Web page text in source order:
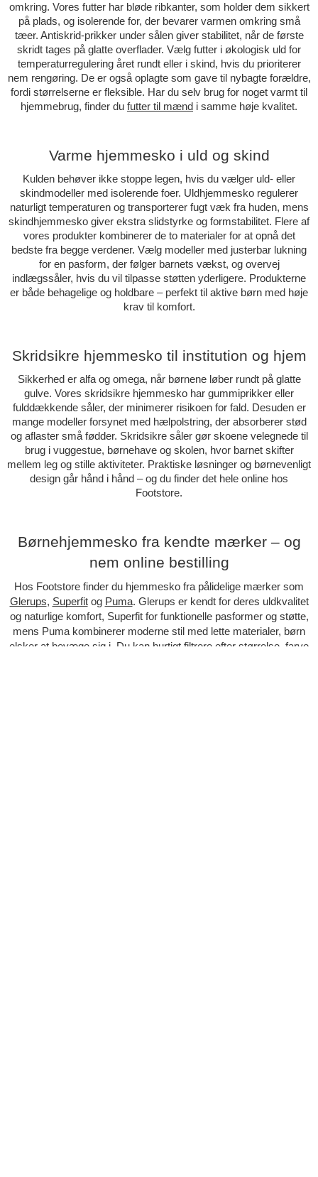
omkring. Vores futter har bløde ribkanter, som holder dem sikkert
på plads, og isolerende for, der bevarer varmen omkring små
tæer. Antiskrid-prikker under sålen giver stabilitet, når de første
skridt tages på glatte overflader. Vælg futter i økologisk uld for
temperaturregulering året rundt eller i skind, hvis du prioriterer
nem rengøring. De er også oplagte som gave til nybagte forældre,
fordi størrelserne er fleksible. Har du selv brug for noget varmt til
hjemmebrug, finder du futter til mænd i samme høje kvalitet.
Varme hjemmesko i uld og skind
Kulden behøver ikke stoppe legen, hvis du vælger uld- eller
skindmodeller med isolerende foer. Uldhjemmesko regulerer
naturligt temperaturen og transporterer fugt væk fra huden, mens
skindhjemmesko giver ekstra slidstyrke og formstabilitet. Flere af
vores produkter kombinerer de to materialer for at opnå det
bedste fra begge verdener. Vælg modeller med justerbar lukning
for en pasform, der følger barnets vækst, og overvej
indlægssåler, hvis du vil tilpasse støtten yderligere. Produkterne
er både behagelige og holdbare – perfekt til aktive børn med høje
krav til komfort.
Skridsikre hjemmesko til institution og hjem
Sikkerhed er alfa og omega, når børnene løber rundt på glatte
gulve. Vores skridsikre hjemmesko har gummiprikker eller
fulddækkende såler, der minimerer risikoen for fald. Desuden er
mange modeller forsynet med hælpolstring, der absorberer stød
og aflaster små fødder. Skridsikre såler gør skoene velegnede til
brug i vuggestue, børnehave og skolen, hvor barnet skifter
mellem leg og stille aktiviteter. Praktiske løsninger og børnevenligt
design går hånd i hånd – og du finder det hele online hos
Footstore.
Børnehjemmesko fra kendte mærker – og
nem online bestilling
Hos Footstore finder du hjemmesko fra pålidelige mærker som
Glerups, Superfitog Puma. Glerups er kendt for deres uldkvalitet
og naturlige komfort, Superfit for funktionelle pasformer og støtte,
mens Puma kombinerer moderne stil med lette materialer, børn
elsker at bevæge sig i. Du kan hurtigt filtrere efter størrelse, farve